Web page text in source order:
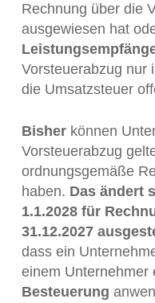
Rechnung über die
ausgewiesen hat
Vorsteuerabzug nur
die Umsatzsteuer
Bisherkönnen
Vorsteuerabzug
ordnungsgemäße
haben. Das ändert
1.1.2028 für
31.12.2027
dass ein
einem Unternehmer
Besteuerung